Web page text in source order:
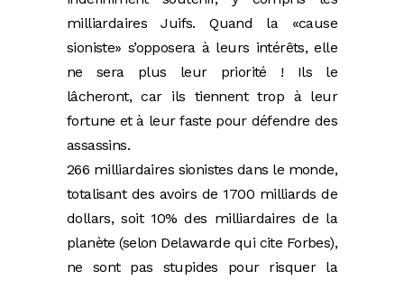
milliardaires Juifs. Quand la «cause
sioniste» s’opposera à leurs intérêts, elle
ne sera plus leur priorité ! Ils le
lâcheront, car ils tiennent trop à leur
fortune et à leur faste pour défendre des
assassins.
266 milliardaires sionistes dans le monde,
totalisant des avoirs de 1700 milliards de
dollars, soit 10% des milliardaires de la
planète (selon Delawarde qui cite Forbes),
ne sont pas stupides pour risquer la